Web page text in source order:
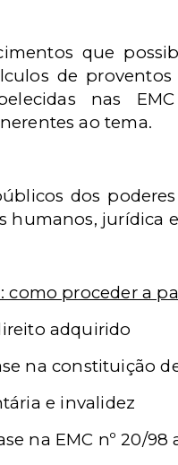
que
de
nas
ao tema.
dos
humanos, jurídica
proceder a
adquirido
na constituição
e invalidez
na EMC nº 20/98